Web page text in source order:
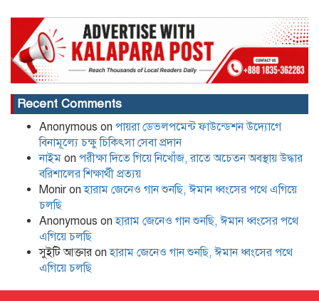
Recent Comments
Anonymous on পায়রা ডেভলপমেন্ট ফাউন্ডেশন উদ্যোগে
বিনামূল্যে চক্ষু চিকিৎসা সেবা প্রদান
নাইম on পরীক্ষা দিতে গিয়ে নিখোঁজ, রাতে অচেতন অবস্থায় উদ্ধার
বরিশালের শিক্ষার্থী প্রত্যয়
Monir onহারাম জেনেও গান শুনছি, ঈমান ধ্বংসের পথে এগিয়ে
চলছি
Anonymous onহারাম জেনেও গান শুনছি, ঈমান ধ্বংসের পথে
এগিয়ে চলছি
সুইটি আক্তার onহারাম জেনেও গান শুনছি, ঈমান ধ্বংসের পথে
এগিয়ে চলছি